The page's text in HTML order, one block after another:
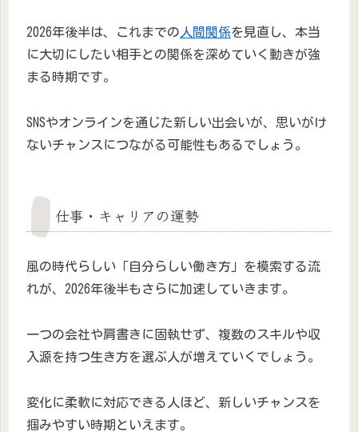
2026年後半は、これまでの人間関係を見直し、本当
に大切にしたい相手との関係を深めていく動きが強
まる時期です。
SNSやオンラインを通じた新しい出会いが、思いがけ
ないチャンスにつながる可能性もあるでしょう。
仕事・キャリアの運勢
風の時代らしい「自分らしい働き方」を模索する流
れが、2026年後半もさらに加速していきます。
一つの会社や肩書きに固執せず、複数のスキルや収
入源を持つ生き方を選ぶ人が増えていくでしょう。
変化に柔軟に対応できる人ほど、新しいチャンスを
掴みやすい時期といえます。